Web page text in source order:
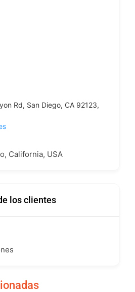
Rd, San Diego, CA 92123,
California, USA
los clientes